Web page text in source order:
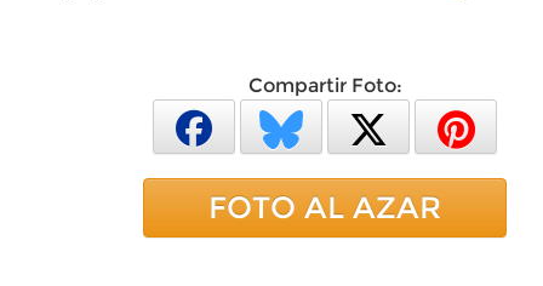
Compartir Foto:
FOTO AL AZAR